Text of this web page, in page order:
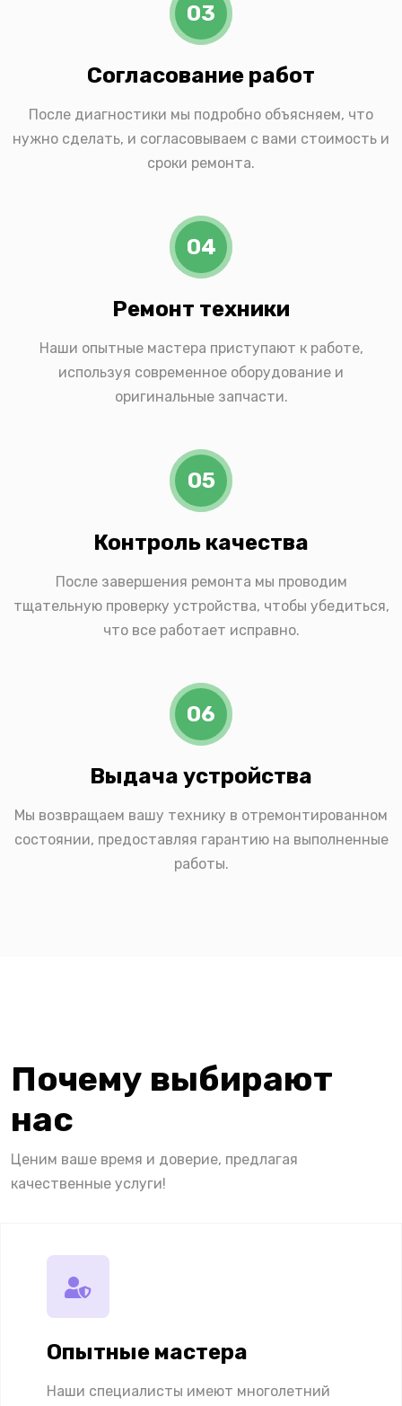
03
Согласование работ
После диагностики мы подробно объясняем, что
нужно сделать, и согласовываем с вами стоимость и
сроки ремонта.
04
Ремонт техники
Наши опытные мастера приступают к работе,
используя современное оборудование и
оригинальные запчасти.
05
Контроль качества
После завершения ремонта мы проводим
тщательную проверку устройства, чтобы убедиться,
что все работает исправно.
06
Выдача устройства
Мы возвращаем вашу технику в отремонтированном
состоянии, предоставляя гарантию на выполненные
работы.
Почему выбирают
нас
Ценим ваше время и доверие, предлагая
качественные услуги!
Опытные мастера
Наши специалисты имеют многолетний